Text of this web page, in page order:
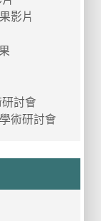
影片
討會
術研討會